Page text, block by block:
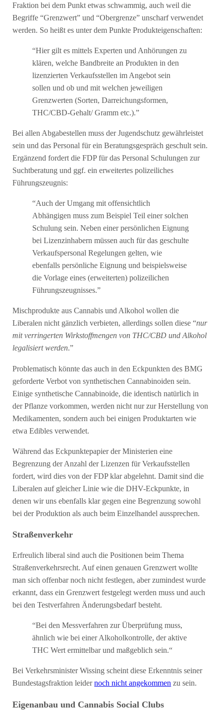
Fraktion bei dem Punkt etwas schwammig, auch weil die
Begriffe “Grenzwert” und “Obergrenze” unscharf verwendet
werden. So heißt es unter dem Punkte Produkteigenschaften:
“Hier gilt es mittels Experten und Anhörungen zu
klären, welche Bandbreite an Produkten in den
lizenzierten Verkaufsstellen im Angebot sein
sollen und ob und mit welchen jeweiligen
Grenzwerten (Sorten, Darreichungsformen,
THC/CBD-Gehalt/ Gramm etc.).”
Bei allen Abgabestellen muss der Jugendschutz gewährleistet
sein und das Personal für ein Beratungsgespräch geschult sein.
Ergänzend fordert die FDP für das Personal Schulungen zur
Suchtberatung und ggf. ein erweitertes polizeiliches
Führungszeugnis:
“Auch der Umgang mit offensichtlich
Abhängigen muss zum Beispiel Teil einer solchen
Schulung sein. Neben einer persönlichen Eignung
bei Lizenzinhabern müssen auch für das geschulte
Verkaufspersonal Regelungen gelten, wie
ebenfalls persönliche Eignung und beispielsweise
die Vorlage eines (erweiterten) polizeilichen
Führungszeugnisses.”
Mischprodukte aus Cannabis und Alkohol wollen die
Liberalen nicht gänzlich verbieten, allerdings sollen diese “nur
mit verringerten Wirkstoffmengen von THC/CBD und Alkohol
legalisiert werden.”
Problematisch könnte das auch in den Eckpunkten des BMG
geforderte Verbot von synthetischen Cannabinoiden sein.
Einige synthetische Cannabinoide, die identisch natürlich in
der Pflanze vorkommen, werden nicht nur zur Herstellung von
Medikamenten, sondern auch bei einigen Produktarten wie
etwa Edibles verwendet.
Während das Eckpunktepapier der Ministerien eine
Begrenzung der Anzahl der Lizenzen für Verkaufsstellen
fordert, wird dies von der FDP klar abgelehnt. Damit sind die
Liberalen auf gleicher Linie wie die DHV-Eckpunkte, in
denen wir uns ebenfalls klar gegen eine Begrenzung sowohl
bei der Produktion als auch beim Einzelhandel aussprechen.
Straßenverkehr
Erfreulich liberal sind auch die Positionen beim Thema
Straßenverkehrsrecht. Auf einen genauen Grenzwert wollte
man sich offenbar noch nicht festlegen, aber zumindest wurde
erkannt, dass ein Grenzwert festgelegt werden muss und auch
bei den Testverfahren Änderungsbedarf besteht.
“Bei den Messverfahren zur Überprüfung muss,
ähnlich wie bei einer Alkoholkontrolle, der aktive
THC Wert ermittelbar und maßgeblich sein.“
Bei Verkehrsminister Wissing scheint diese Erkenntnis seiner
Bundestagsfraktion leidernoch nicht angekommen zu sein.
Eigenanbau und Cannabis Social Clubs